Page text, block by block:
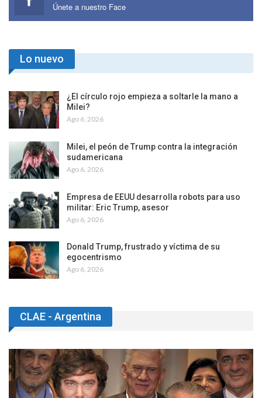
Únete a nuestro Face
Lo nuevo
¿El círculo rojo empieza a soltarle la mano a
Milei?
Ago 6, 2026
Milei, el peón de Trump contra la integración
sudamericana
Ago 6, 2026
Empresa de EEUU desarrolla robots para uso
militar: Eric Trump, asesor
Ago 6, 2026
Donald Trump, frustrado y víctima de su
egocentrismo
Ago 6, 2026
CLAE - Argentina